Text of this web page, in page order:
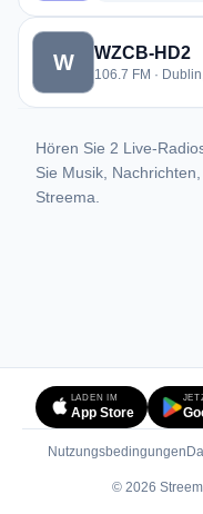
W WZCB-HD2
106.7 FM ·
Hören Sie 2 Live-
Sie Musik,
Streema.
LADEN IM
App Store
Nutzungsbedingungen
© 2026